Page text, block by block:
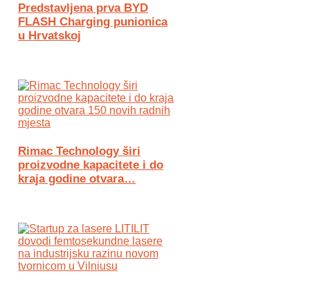
Predstavljena prva BYD
FLASH Charging punionica
u Hrvatskoj
Rimac Technology širi
proizvodne kapacitete i do
kraja godine otvara…